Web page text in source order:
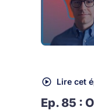
Lire cet
Ep. 85 :